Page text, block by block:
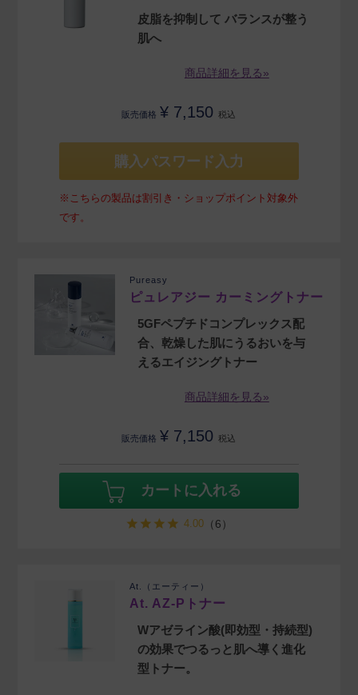
皮脂を抑制して バランスが整う
肌へ
商品詳細を見る»
販売価格 ¥ 7,150 税込
購入パスワード入力
※こちらの製品は割引き・ショップポイント対象外
です。
Pureasy
ピュレアジー カーミングトナー
5GFペプチドコンプレックス配
合、乾燥した肌にうるおいを与
えるエイジングトナー
商品詳細を見る»
販売価格 ¥ 7,150 税込
カートに入れる
4.00 （6）
At.（エーティー）
At. AZ-Pトナー
Wアゼライン酸(即効型・持続型)
の効果でつるっと肌へ導く進化
型トナー。